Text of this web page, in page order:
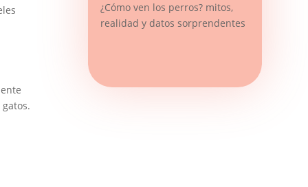
¿Cómo ven los perros? mitos,
realidad y datos sorprendentes